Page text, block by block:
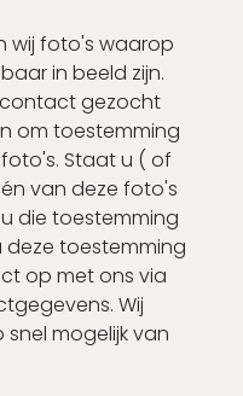
wij foto's waarop
in beeld zijn.
gezocht
om toestemming
Staat u ( of
van deze foto's
die toestemming
toestemming
op met ons via
Wij
mogelijk van